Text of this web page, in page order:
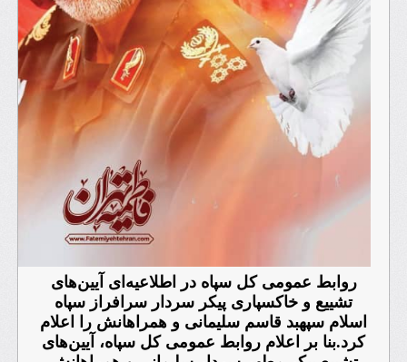
روابط عمومی کل سپاه در اطلاعیه‌ای آیین‌های
تشییع و خاکسپاری پیکر سردار سرافراز سپاه
اسلام سپهبد قاسم سلیمانی و همراهانش را اعلام
کرد.بنا بر اعلام روابط عمومی کل سپاه، آیین‌های